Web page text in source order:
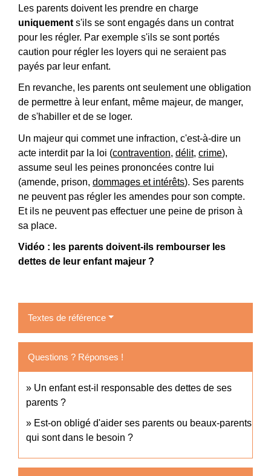
Les parents doivent les prendre en charge
uniquement s'ils se sont engagés dans un contrat
pour les régler. Par exemple s'ils se sont portés
caution pour régler les loyers qui ne seraient pas
payés par leur enfant.
En revanche, les parents ont seulement une obligation
de permettre à leur enfant, même majeur, de manger,
de s'habiller et de se loger.
Un majeur qui commet une infraction, c'est-à-dire un
acte interdit par la loi (contravention, délit, crime),
assume seul les peines prononcées contre lui
(amende, prison, dommages et intérêts). Ses parents
ne peuvent pas régler les amendes pour son compte.
Et ils ne peuvent pas effectuer une peine de prison à
sa place.
Vidéo : les parents doivent-ils rembourser les
dettes de leur enfant majeur ?
Textes de référence
Questions ? Réponses !
Un enfant est-il responsable des dettes de ses
parents ?
Est-on obligé d'aider ses parents ou beaux-parents
qui sont dans le besoin ?